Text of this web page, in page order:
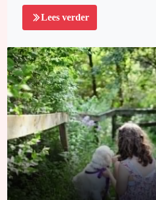
Lees verder